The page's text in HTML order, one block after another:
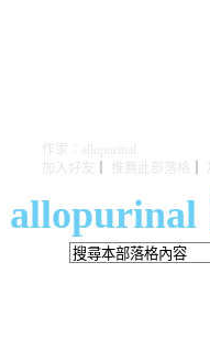
allopurinal
加入好友 推薦此部落格
作家：allopurinal